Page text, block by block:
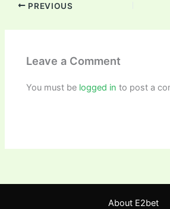
PREVIOUS
Leave a Comment
You must be logged in to post a
About E2bet